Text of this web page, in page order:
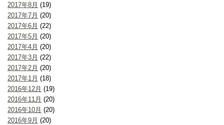
2017年8月 (19)
2017年7月 (20)
2017年6月 (22)
2017年5月 (20)
2017年4月 (20)
2017年3月 (22)
2017年2月 (20)
2017年1月 (18)
2016年12月 (19)
2016年11月 (20)
2016年10月 (20)
2016年9月 (20)